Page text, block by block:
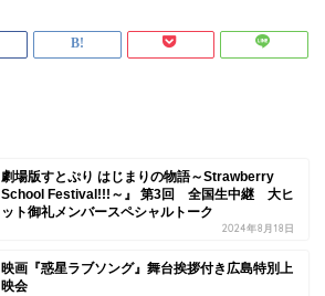
劇場版すとぷり はじまりの物語～Strawberry
School Festival!!!～』 第3回 全国生中継 大ヒ
ット御礼メンバースペシャルトーク
2024年8月18日
映画『惑星ラブソング』舞台挨拶付き広島特別上
映会